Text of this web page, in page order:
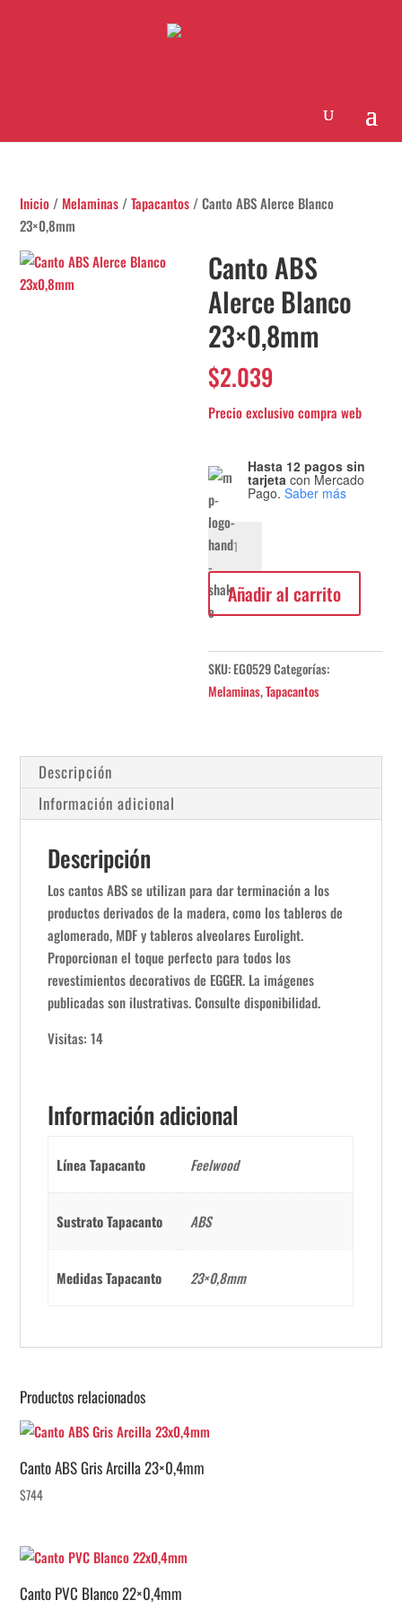
Inicio / Melaminas /Tapacantos / Canto ABS Alerce Blanco
23×0,8mm
Canto ABS
Alerce Blanco
23×0,8mm
$2.039
Hasta 12 pagos sin
tarjeta con Mercado
Pago. Saber más
Canto
ABS
Alerce
Blanco
23x0,8mm
Añadir al carrito
SKU:EG0529Categorías:
Melaminas,Tapacantos
Descripción
Información adicional
Descripción
Los cantos ABS se utilizan para dar terminación a los
productos derivados de la madera, como los tableros de
aglomerado, MDF y tableros alveolares Eurolight.
Proporcionan el toque perfecto para todos los
revestimientos decorativos de EGGER. La imágenes
publicadas son ilustrativas. Consulte disponibilidad.
Visitas: 14
Información adicional
Línea Tapacanto Feelwood
Sustrato Tapacanto ABS
Medidas Tapacanto 23×0,8mm
Productos relacionados
Canto ABS Gris Arcilla 23×0,4mm
$744
Canto PVC Blanco 22×0,4mm